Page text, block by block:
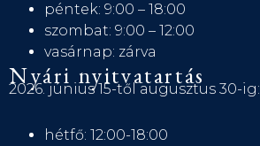
péntek: 9:00 – 18:00
szombat: 9:00 – 12:00
vasárnap: zárva
Nyári nyitvatartás
2026. június 15-től augusztus 30-ig:
hétfő: 12:00-18:00